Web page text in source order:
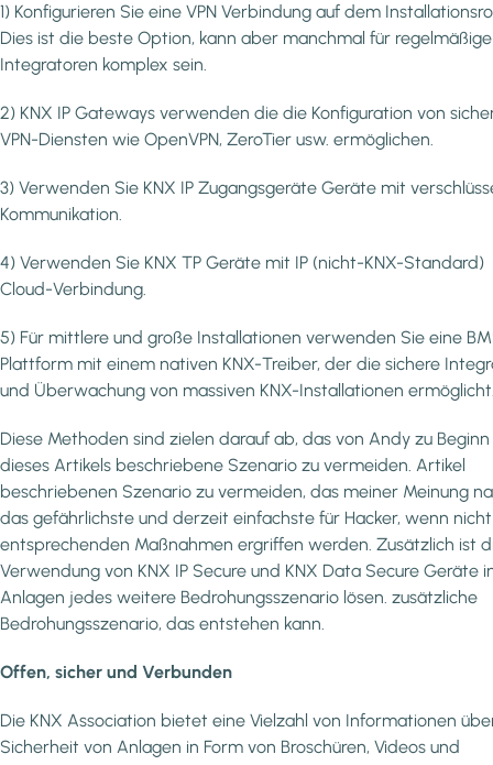
1) Konfigurieren Sie eine VPN Verbindung auf dem
Dies ist die beste Option, kann aber manchmal für regelmäßige
Integratoren komplex sein.
2) KNX IP Gateways verwenden die die Konfiguration von
VPN-Diensten wie OpenVPN, ZeroTier usw. ermöglichen.
3) Verwenden Sie KNX IP Zugangsgeräte Geräte mit
Kommunikation.
4) Verwenden Sie KNX TP Geräte mit IP (nicht-KNX-Standard)
Cloud-Verbindung.
5) Für mittlere und große Installationen verwenden Sie eine
Plattform mit einem nativen KNX-Treiber, der die sichere
und Überwachung von massiven KNX-Installationen
Diese Methoden sind zielen darauf ab, das von Andy zu Beginn
dieses Artikels beschriebene Szenario zu vermeiden. Artikel
beschriebenen Szenario zu vermeiden, das meiner Meinung
das gefährlichste und derzeit einfachste für Hacker, wenn
entsprechenden Maßnahmen ergriffen werden. Zusätzlich ist
Verwendung von KNX IP Secure und KNX Data Secure Geräte
Anlagen jedes weitere Bedrohungsszenario lösen. zusätzliche
Bedrohungsszenario, das entstehen kann.
Offen, sicher und Verbunden
Die KNX Association bietet eine Vielzahl von Informationen
Sicherheit von Anlagen in Form von Broschüren, Videos und